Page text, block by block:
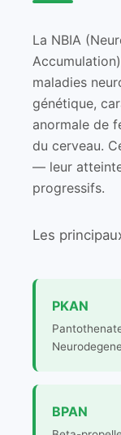
La NBIA
maladies
génétique,
anormale de
du cerveau.
— leur
progressifs.
Les
PKAN
BPAN